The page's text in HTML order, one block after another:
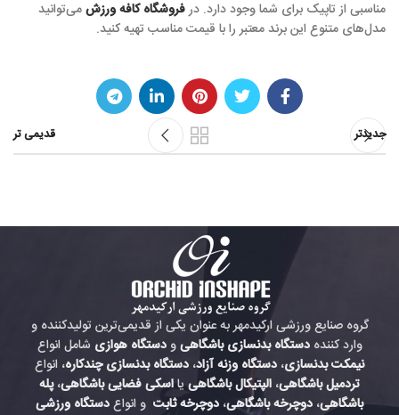
مناسبی از تاپیک برای شما وجود دارد. درفروشگاه کافه ورزشمی‌توانید
مدل‌های متنوع این برند معتبر را با قیمت مناسب تهیه کنید.
جدیدتر قدیمی تر
گروه صنایع ورزشی ارکیدمهر به عنوان یکی از قدیمی‌ترین تولیدکننده و
وارد کنندهدستگاه بدنسازی باشگاهیودستگاه هوازی شامل انواع
نیمکت بدنسازی، دستگاه وزنه آزاد، دستگاه بدنسازی چندکاره، انواع
تردمیل باشگاهی، الپتیکال باشگاهی یااسکی فضایی باشگاهی،پله
باشگاهی، دوچرخه باشگاهی، دوچرخه ثابت و انواعدستگاه ورزشی